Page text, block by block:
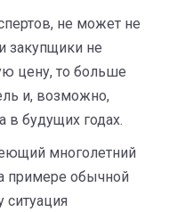
не может не
закупщики не
цену, то больше
и, возможно,
в будущих годах.
многолетний
примере обычной
ситуация